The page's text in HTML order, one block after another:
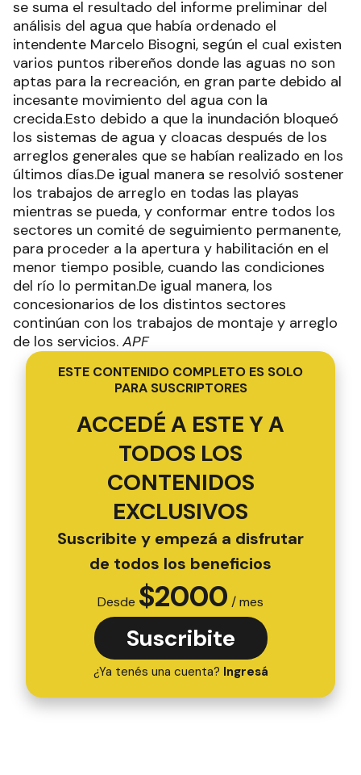
se suma el resultado del informe preliminar del
análisis del agua que había ordenado el
intendente Marcelo Bisogni, según el cual existen
varios puntos ribereños donde las aguas no son
aptas para la recreación, en gran parte debido al
incesante movimiento del agua con la
crecida.Esto debido a que la inundación bloqueó
los sistemas de agua y cloacas después de los
arreglos generales que se habían realizado en los
últimos días.De igual manera se resolvió sostener
los trabajos de arreglo en todas las playas
mientras se pueda, y conformar entre todos los
sectores un comité de seguimiento permanente,
para proceder a la apertura y habilitación en el
menor tiempo posible, cuando las condiciones
del río lo permitan.De igual manera, los
concesionarios de los distintos sectores
continúan con los trabajos de montaje y arreglo
de los servicios. APF
ESTE CONTENIDO COMPLETO ES SOLO
PARA SUSCRIPTORES
ACCEDÉ A ESTE Y A
TODOS LOS
CONTENIDOS
EXCLUSIVOS
Suscribite y empezá a disfrutar
de todos los beneficios
Desde $2000 / mes
Suscribite
¿Ya tenés una cuenta? Ingresá